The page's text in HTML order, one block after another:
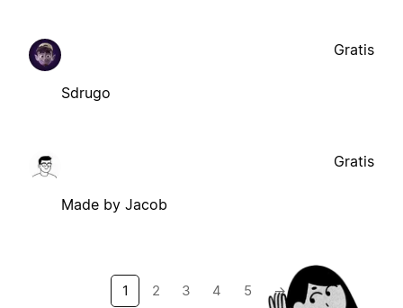
Sdrugo
Gratis
Made by Jacob
Gratis
1 2 3 4 5 →